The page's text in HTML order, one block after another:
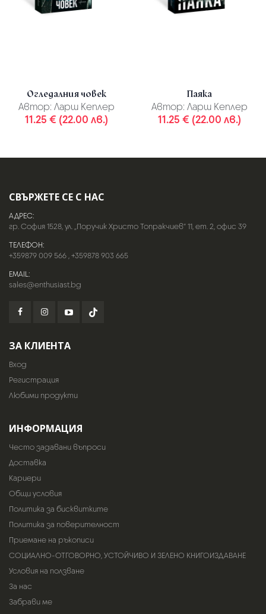
Огледалния човек
Автор: Ларш Кеплер
11.25 € (22.00 лв.)
Паяка
Автор: Ларш Кеплер
11.25 € (22.00 лв.)
СВЪРЖЕТЕ СЕ С НАС
АДРЕС:
гр. София 1528, ул. „Поручик Христо Топракчиев“ 11, ет. 2, офис 39
ТЕЛЕФОН:
+359879 009 566,+359878 903 665
EMAIL:
sales@enthusiast.bg
ЗА КЛИЕНТА
Вход
Регистрация
Любими продукти
ИНФОРМАЦИЯ
Често задавани въпроси
Доставка
Кариери
Общи условия
Политика за бисквитките
Политика за поверителност
Приемане на ръкописи
СОЦИАЛНО-ОТГОВОРНО, УСТОЙЧИВО И ЗЕЛЕНО КНИГОИЗДАВАНЕ
Условия на ползване
За нас
Забрави ме